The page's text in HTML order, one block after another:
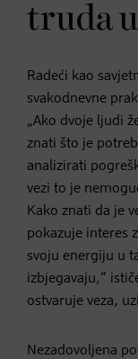
truda
Radeći kao
svakodnevne
„Ako dvoje ljudi
znati što je
analizirati
vezi to je
Kako znati da je
pokazuje interes
svoju energiju u
izbjegavaju,“
ostvaruje veza,
Nezadovoljena